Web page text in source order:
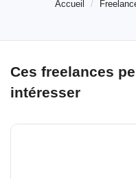
Accueil
Ces freelances
intéresser